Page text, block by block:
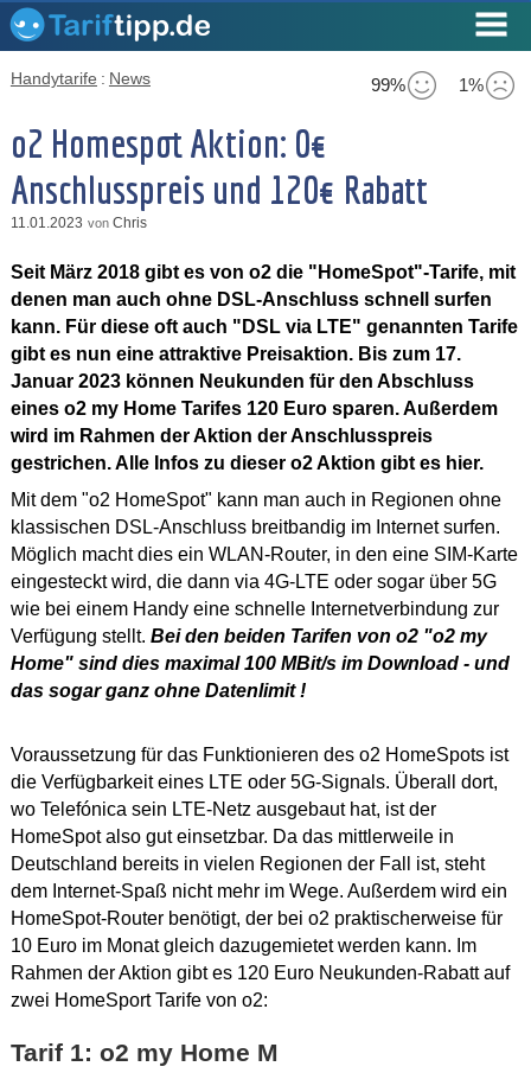
99% 1%
Handytarife : News
o2 Homespot Aktion: 0€
Anschlusspreis und 120€ Rabatt
11.01.2023 von Chris
Seit März 2018 gibt es von o2 die "HomeSpot"-Tarife, mit
denen man auch ohne DSL-Anschluss schnell surfen
kann. Für diese oft auch "DSL via LTE" genannten Tarife
gibt es nun eine attraktive Preisaktion. Bis zum 17.
Januar 2023 können Neukunden für den Abschluss
eines o2 my Home Tarifes 120 Euro sparen. Außerdem
wird im Rahmen der Aktion der Anschlusspreis
gestrichen. Alle Infos zu dieser o2 Aktion gibt es hier.
Mit dem "o2 HomeSpot" kann man auch in Regionen ohne
klassischen DSL-Anschluss breitbandig im Internet surfen.
Möglich macht dies ein WLAN-Router, in den eine SIM-Karte
eingesteckt wird, die dann via 4G-LTE oder sogar über 5G
wie bei einem Handy eine schnelle Internetverbindung zur
Verfügung stellt. Bei den beiden Tarifen von o2 "o2 my
Home" sind dies maximal 100 MBit/s im Download - und
das sogar ganz ohne Datenlimit !
Voraussetzung für das Funktionieren des o2 HomeSpots ist
die Verfügbarkeit eines LTE oder 5G-Signals. Überall dort,
wo Telefónica sein LTE-Netz ausgebaut hat, ist der
HomeSpot also gut einsetzbar. Da das mittlerweile in
Deutschland bereits in vielen Regionen der Fall ist, steht
dem Internet-Spaß nicht mehr im Wege. Außerdem wird ein
HomeSpot-Router benötigt, der bei o2 praktischerweise für
10 Euro im Monat gleich dazugemietet werden kann. Im
Rahmen der Aktion gibt es 120 Euro Neukunden-Rabatt auf
zwei HomeSport Tarife von o2:
Tarif 1: o2 my Home M